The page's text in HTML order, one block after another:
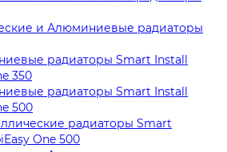
и Алюминиевые радиаторы
радиаторы Smart Install
350
радиаторы Smart Install
500
радиаторы Smart
One 500